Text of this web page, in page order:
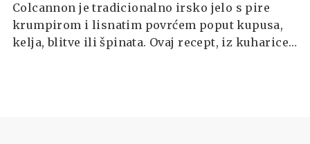
Colcannon je tradicionalno irsko jelo s pire
krumpirom i lisnatim povrćem poput kupusa,
kelja, blitve ili špinata. Ovaj recept, iz kuharice